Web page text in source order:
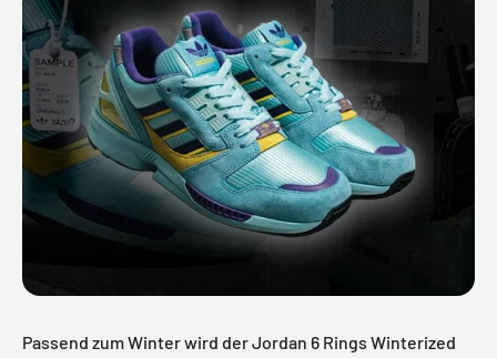
Passend zum Winter wird der Jordan 6 Rings Winterized